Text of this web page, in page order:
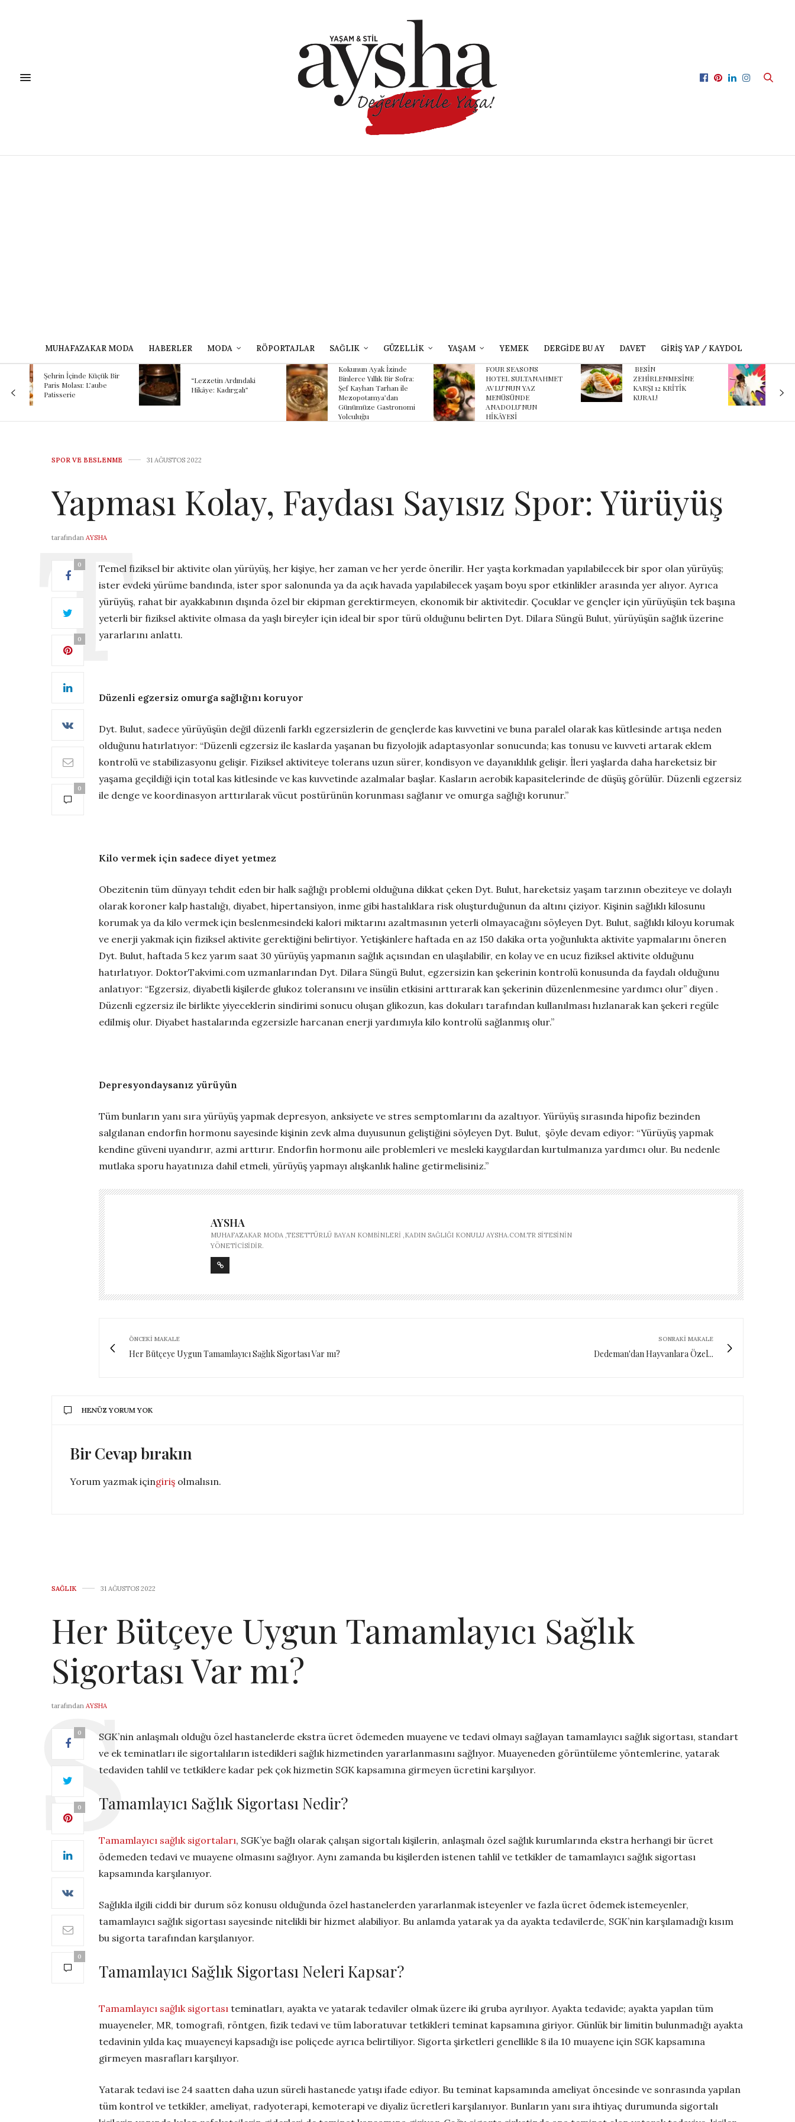
MUHAFAZAKAR MODA HABERLER MODA RÖPORTAJLAR SAĞLIK GÜZELLİK YAŞAM YEMEK DERGIDE BU AY DAVET GIRIŞ YAP / KAYDOL
“Lezzetin Ardındaki
Hikâye: Kadırgalı”
Kokunun Ayak İzinde
Binlerce Yıllık Bir Sofra:
Şef Kayhan Tarhan ile
Mezopotamya’dan
Günümüze Gastronomi
FOUR SEASONS
HOTEL SULTANAHMET
AVLU’NUN YAZ
MENÜSÜNDE
ANADOLU’NUN
BESİN
ZEHİRLENMESİNE
KARŞI 12 KRİTİK
KURAL!
Karnaval’dan geçmişe
davet eden yeni
podcast serisi: Ayşegül
Aldinç ile O Zaman
SPOR VE BESLENME 31 AĞUSTOS 2022
Yapması Kolay, Faydası Sayısız Spor: Yürüyüş
tarafından AYSHA
0
0
0
Temel fiziksel bir aktivite olan yürüyüş, her kişiye, her zaman ve her yerde önerilir. Her yaşta korkmadan yapılabilecek bir spor olan yürüyüş;
ister evdeki yürüme bandında, ister spor salonunda ya da açık havada yapılabilecek yaşam boyu spor etkinlikler arasında yer alıyor. Ayrıca
yürüyüş, rahat bir ayakkabının dışında özel bir ekipman gerektirmeyen, ekonomik bir aktivitedir. Çocuklar ve gençler için yürüyüşün tek başına
yeterli bir fiziksel aktivite olmasa da yaşlı bireyler için ideal bir spor türü olduğunu belirten Dyt. Dilara Süngü Bulut, yürüyüşün sağlık üzerine
yararlarını anlattı.
Düzenli egzersiz omurga sağlığını koruyor
Dyt. Bulut, sadece yürüyüşün değil düzenli farklı egzersizlerin de gençlerde kas kuvvetini ve buna paralel olarak kas kütlesinde artışa neden
olduğunu hatırlatıyor: “Düzenli egzersiz ile kaslarda yaşanan bu fizyolojik adaptasyonlar sonucunda; kas tonusu ve kuvveti artarak eklem
kontrolü ve stabilizasyonu gelişir. Fiziksel aktiviteye tolerans uzun sürer, kondisyon ve dayanıklılık gelişir. İleri yaşlarda daha hareketsiz bir
yaşama geçildiği için total kas kitlesinde ve kas kuvvetinde azalmalar başlar. Kasların aerobik kapasitelerinde de düşüş görülür. Düzenli egzersiz
ile denge ve koordinasyon arttırılarak vücut postürünün korunması sağlanır ve omurga sağlığı korunur.”
Kilo vermek için sadece diyet yetmez
Obezitenin tüm dünyayı tehdit eden bir halk sağlığı problemi olduğuna dikkat çeken Dyt. Bulut, hareketsiz yaşam tarzının obeziteye ve dolaylı
olarak koroner kalp hastalığı, diyabet, hipertansiyon, inme gibi hastalıklara risk oluşturduğunun da altını çiziyor. Kişinin sağlıklı kilosunu
korumak ya da kilo vermek için beslenmesindeki kalori miktarını azaltmasının yeterli olmayacağını söyleyen Dyt. Bulut, sağlıklı kiloyu korumak
ve enerji yakmak için fiziksel aktivite gerektiğini belirtiyor. Yetişkinlere haftada en az 150 dakika orta yoğunlukta aktivite yapmalarını öneren
Dyt. Bulut, haftada 5 kez yarım saat 30 yürüyüş yapmanın sağlık açısından en ulaşılabilir, en kolay ve en ucuz fiziksel aktivite olduğunu
hatırlatıyor. DoktorTakvimi.com uzmanlarından Dyt. Dilara Süngü Bulut, egzersizin kan şekerinin kontrolü konusunda da faydalı olduğunu
anlatıyor: “Egzersiz, diyabetli kişilerde glukoz toleransını ve insülin etkisini arttırarak kan şekerinin düzenlenmesine yardımcı olur” diyen .
Düzenli egzersiz ile birlikte yiyeceklerin sindirimi sonucu oluşan glikozun, kas dokuları tarafından kullanılması hızlanarak kan şekeri regüle
edilmiş olur. Diyabet hastalarında egzersizle harcanan enerji yardımıyla kilo kontrolü sağlanmış olur.”
Depresyondaysanız yürüyün
Tüm bunların yanı sıra yürüyüş yapmak depresyon, anksiyete ve stres semptomlarını da azaltıyor. Yürüyüş sırasında hipofiz bezinden
salgılanan endorfin hormonu sayesinde kişinin zevk alma duyusunun geliştiğini söyleyen Dyt. Bulut, şöyle devam ediyor: “Yürüyüş yapmak
kendine güveni uyandırır, azmi arttırır. Endorfin hormonu aile problemleri ve mesleki kaygılardan kurtulmanıza yardımcı olur. Bu nedenle
mutlaka sporu hayatınıza dahil etmeli, yürüyüş yapmayı alışkanlık haline getirmelisiniz.”
AYSHA
MUHAFAZAKAR MODA ,TESETTÜRLÜ BAYAN KOMBINLERI ,KADIN SAĞLIĞI KONULU AYSHA.COM.TR SITESININ
YÖNETICISIDIR.
ÖNCEKI MAKALE
Her Bütçeye Uygun Tamamlayıcı Sağlık Sigortası Var mı?
SONRAKI MAKALE
Dedeman'dan Hayvanlara Özel...
HENÜZ YORUM YOK
Bir Cevap bırakın
Yorum yazmak içingiriş olmalısın.
SAĞLIK 31 AĞUSTOS 2022
Her Bütçeye Uygun Tamamlayıcı Sağlık
Sigortası Var mı?
tarafından AYSHA
0
0
0
SGK’nin anlaşmalı olduğu özel hastanelerde ekstra ücret ödemeden muayene ve tedavi olmayı sağlayan tamamlayıcı sağlık sigortası, standart
ve ek teminatları ile sigortalıların istedikleri sağlık hizmetinden yararlanmasını sağlıyor. Muayeneden görüntüleme yöntemlerine, yatarak
tedaviden tahlil ve tetkiklere kadar pek çok hizmetin SGK kapsamına girmeyen ücretini karşılıyor.
Tamamlayıcı Sağlık Sigortası Nedir?
Tamamlayıcı sağlık sigortaları, SGK’ye bağlı olarak çalışan sigortalı kişilerin, anlaşmalı özel sağlık kurumlarında ekstra herhangi bir ücret
ödemeden tedavi ve muayene olmasını sağlıyor. Aynı zamanda bu kişilerden istenen tahlil ve tetkikler de tamamlayıcı sağlık sigortası
kapsamında karşılanıyor.
Sağlıkla ilgili ciddi bir durum söz konusu olduğunda özel hastanelerden yararlanmak isteyenler ve fazla ücret ödemek istemeyenler,
tamamlayıcı sağlık sigortası sayesinde nitelikli bir hizmet alabiliyor. Bu anlamda yatarak ya da ayakta tedavilerde, SGK’nin karşılamadığı kısım
bu sigorta tarafından karşılanıyor.
Tamamlayıcı Sağlık Sigortası Neleri Kapsar?
Tamamlayıcı sağlık sigortası teminatları, ayakta ve yatarak tedaviler olmak üzere iki gruba ayrılıyor. Ayakta tedavide; ayakta yapılan tüm
muayeneler, MR, tomografi, röntgen, fizik tedavi ve tüm laboratuvar tetkikleri teminat kapsamına giriyor. Günlük bir limitin bulunmadığı ayakta
tedavinin yılda kaç muayeneyi kapsadığı ise poliçede ayrıca belirtiliyor. Sigorta şirketleri genellikle 8 ila 10 muayene için SGK kapsamına
girmeyen masrafları karşılıyor.
Yatarak tedavi ise 24 saatten daha uzun süreli hastanede yatışı ifade ediyor. Bu teminat kapsamında ameliyat öncesinde ve sonrasında yapılan
tüm kontrol ve tetkikler, ameliyat, radyoterapi, kemoterapi ve diyaliz ücretleri karşılanıyor. Bunların yanı sıra ihtiyaç durumunda sigortalı